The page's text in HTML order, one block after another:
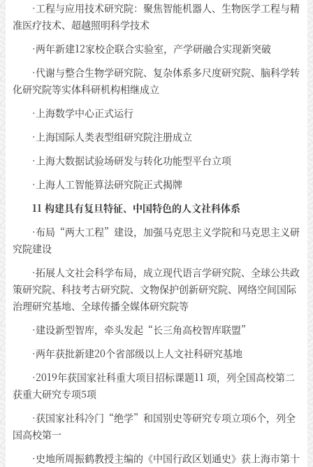
·工程与应用技术研究院：聚焦智能机器人、生物医学工程与精
准医疗技术、超越照明科学技术
·两年新建12家校企联合实验室，产学研融合实现新突破
·代谢与整合生物学研究院、复杂体系多尺度研究院、脑科学转
化研究院等实体科研机构相继成立
·上海数学中心正式运行
·上海国际人类表型组研究院注册成立
·上海大数据试验场研发与转化功能型平台立项
·上海人工智能算法研究院正式揭牌
11 构建具有复旦特征、中国特色的人文社科体系
·布局“两大工程”建设，加强马克思主义学院和马克思主义研
究院建设
·拓展人文社会科学布局，成立现代语言学研究院、全球公共政
策研究院、科技考古研究院、文物保护创新研究院、网络空间国际
治理研究基地、全球传播全媒体研究院等
·建设新型智库，牵头发起“长三角高校智库联盟”
·两年获批新建20个省部级以上人文社科研究基地
·2019年获国家社科重大项目招标课题11 项，列全国高校第二
获重大研究专项5项
·获国家社科冷门“绝学”和国别史等研究专项立项6个，列全
国高校第一
·史地所周振鹤教授主编的《中国行政区划通史》获上海市第十